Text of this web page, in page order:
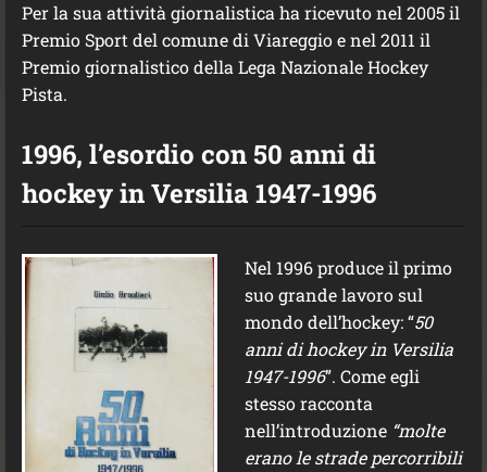
Per la sua attività giornalistica ha ricevuto nel 2005 il
Premio Sport del comune di Viareggio e nel 2011 il
Premio giornalistico della Lega Nazionale Hockey
Pista.
1996, l’esordio con 50 anni di
hockey in Versilia 1947-1996
Nel 1996 produce il primo
suo grande lavoro sul
mondo dell’hockey: “50
anni di hockey in Versilia
1947-1996”. Come egli
stesso racconta
nell’introduzione “molte
erano le strade percorribili